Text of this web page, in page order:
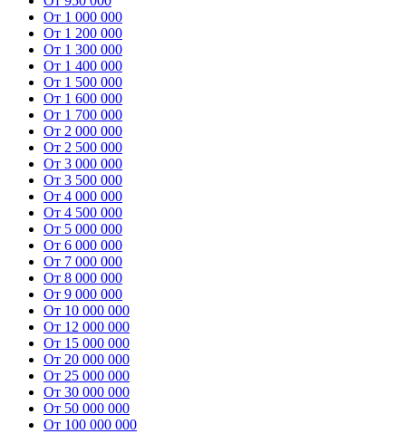
От 1 000 000
От 1 200 000
От 1 300 000
От 1 400 000
От 1 500 000
От 1 600 000
От 1 700 000
От 2 000 000
От 2 500 000
От 3 000 000
От 3 500 000
От 4 000 000
От 4 500 000
От 5 000 000
От 6 000 000
От 7 000 000
От 8 000 000
От 9 000 000
От 10 000 000
От 12 000 000
От 15 000 000
От 20 000 000
От 25 000 000
От 30 000 000
От 50 000 000
От 100 000 000